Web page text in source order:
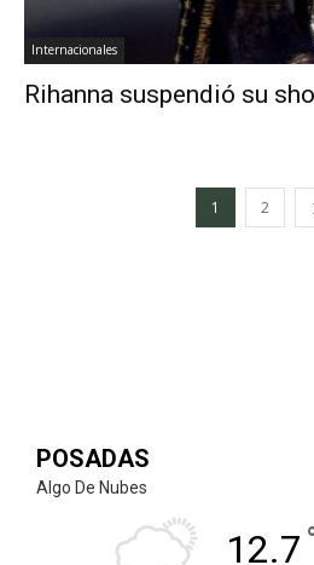
Internacionales
Rihanna suspendió su
1 2
POSADAS
Algo De Nubes
12.7